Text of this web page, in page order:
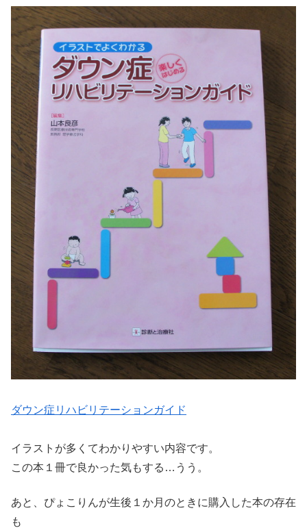
ダウン症リハビリテーションガイド
イラストが多くてわかりやすい内容です。
この本１冊で良かった気もする…うう。
あと、ぴょこりんが生後１か月のときに購入した本の存在
も